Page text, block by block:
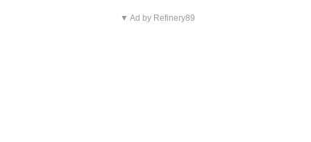
▼ Ad by Refinery89